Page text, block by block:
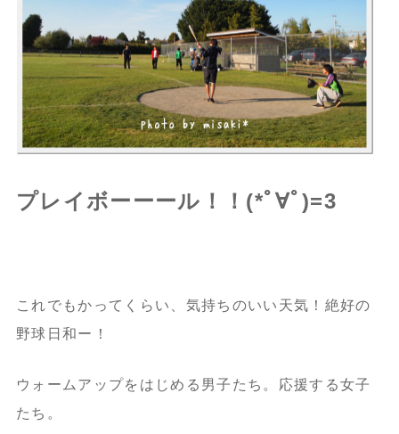
プレイボーーール！！(*ﾟ∀ﾟ)=3
これでもかってくらい、気持ちのいい天気！絶好の
野球日和ー！
ウォームアップをはじめる男子たち。応援する女子
たち。